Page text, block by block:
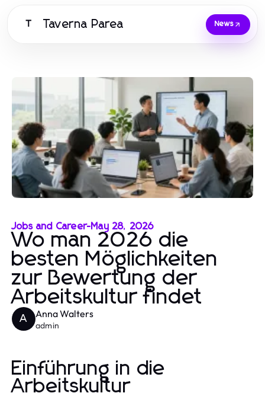
T Taverna Parea News
Jobs and Career-May 28, 2026
Wo man 2026 die
besten Möglichkeiten
zur Bewertung der
Arbeitskultur findet
A Anna Walters
admin
Einführung in die
Arbeitskultur